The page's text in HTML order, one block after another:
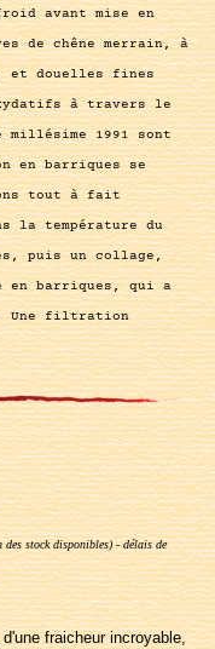
avant mise en
de chêne merrain, à
et douelles fines
à travers le
1991 sont
en barriques se
tout à fait
la température du
puis un collage,
en barriques, qui a
Une filtration
stock disponibles) - délais de
fraicheur incroyable,